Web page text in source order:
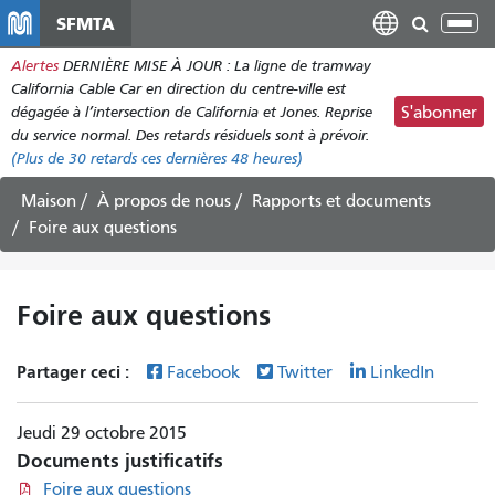
contenu
principal
SFMTA
Alertes DERNIÈRE MISE À JOUR : La ligne de tramway
California Cable Car en direction du centre-ville est
dégagée à l’intersection de California et Jones. Reprise
du service normal. Des retards résiduels sont à prévoir.
(Plus de 30 retards ces dernières 48 heures)
S'abonner
Maison À propos de nous
Rapports et documents
Foire aux questions
Foire aux questions
Partager ceci : Facebook Twitter LinkedIn
Jeudi 29 octobre 2015
Documents justificatifs
Foire aux questions